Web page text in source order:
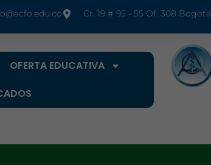
Cr. 19 # 95 - 55 Of. 308 Bogota
OFERTA EDUCATIVA